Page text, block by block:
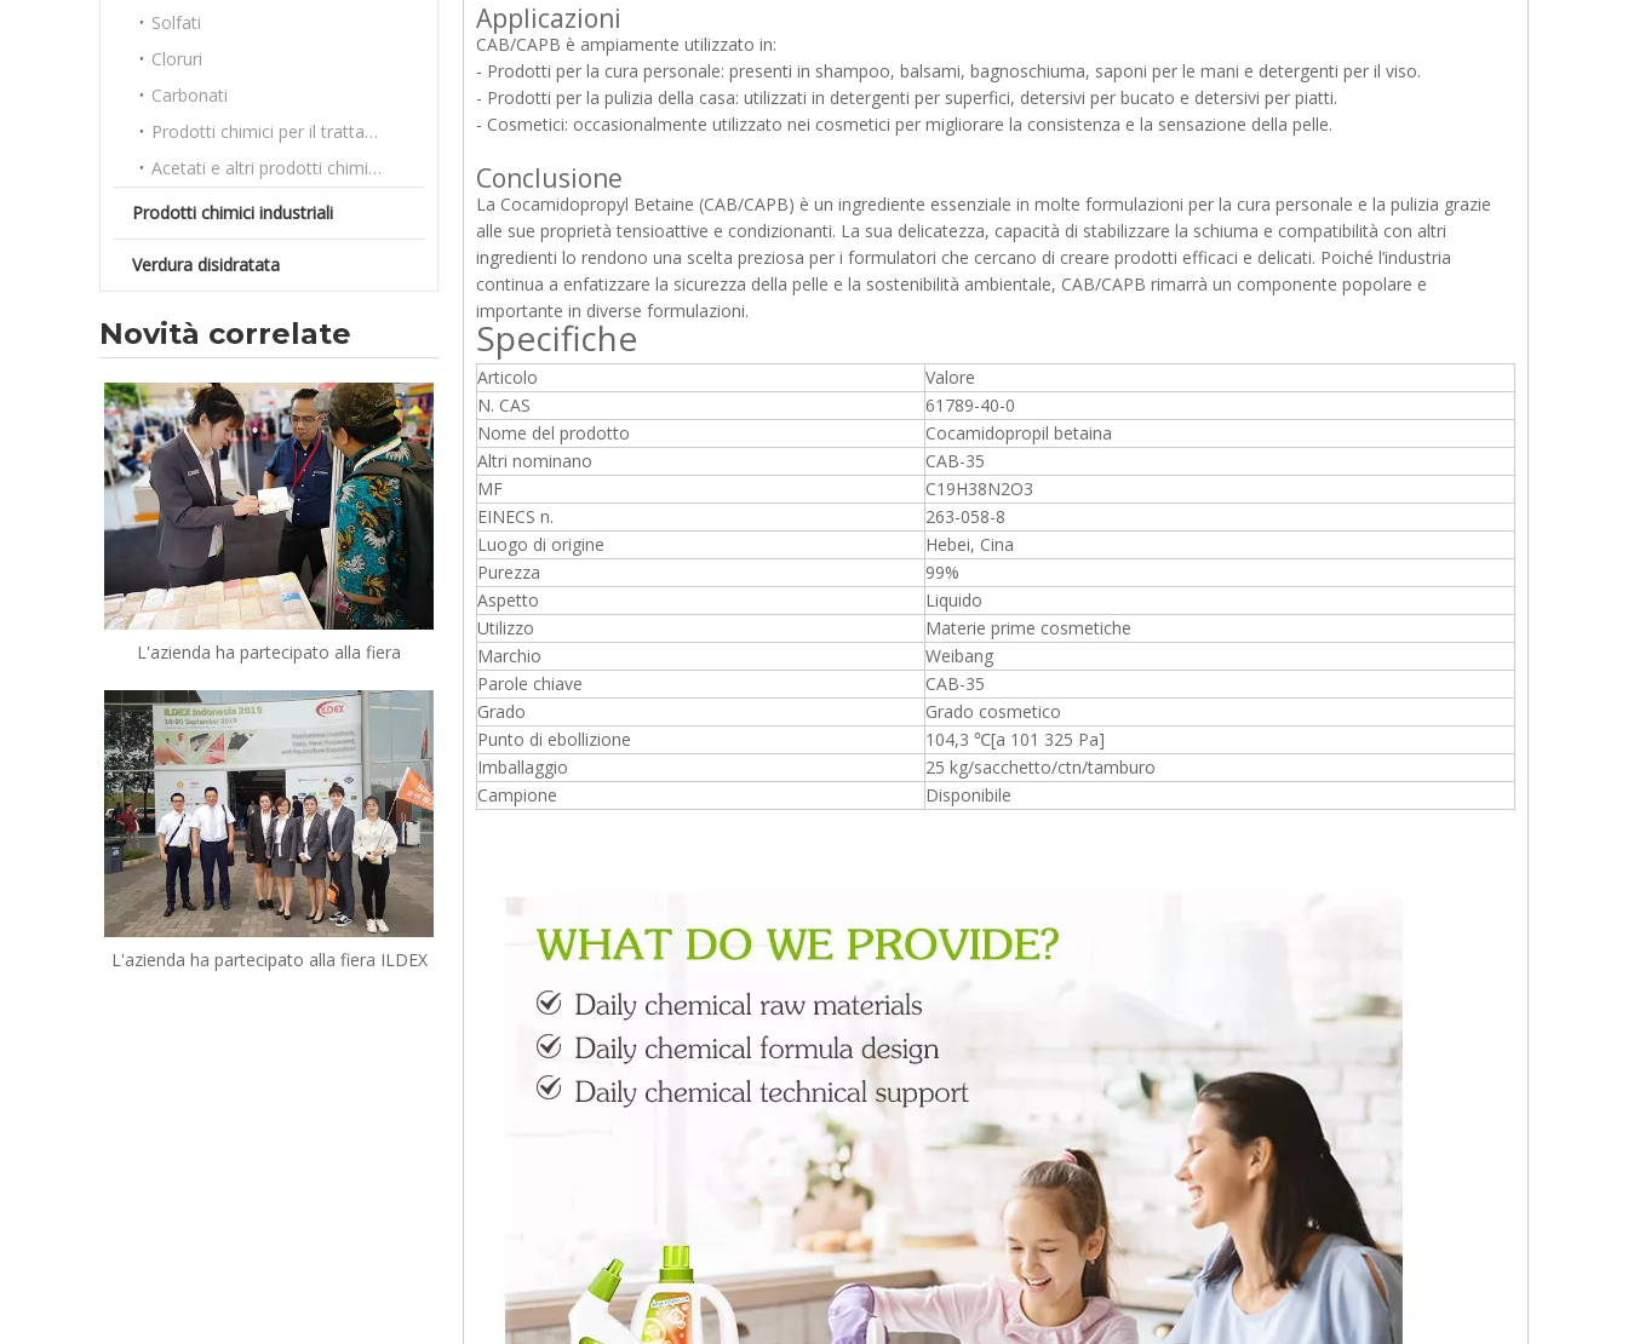
Solfati
Cloruri
Carbonati
Prodotti chimici per il trattamento delle acque
Acetati e altri prodotti chimici sfusi
Prodotti chimici industriali
Verdura disidratata
Novità correlate
L'azienda ha partecipato alla fiera
L'azienda ha partecipato alla fiera ILDEX
Applicazioni
CAB/CAPB è ampiamente utilizzato in:
- Prodotti per la cura personale: presenti in shampoo, balsami, bagnoschiuma, saponi per le mani e detergenti per il viso.
- Prodotti per la pulizia della casa: utilizzati in detergenti per superfici, detersivi per bucato e detersivi per piatti.
- Cosmetici: occasionalmente utilizzato nei cosmetici per migliorare la consistenza e la sensazione della pelle.
Conclusione
La Cocamidopropyl Betaine (CAB/CAPB) è un ingrediente essenziale in molte formulazioni per la cura personale e la pulizia grazie
alle sue proprietà tensioattive e condizionanti. La sua delicatezza, capacità di stabilizzare la schiuma e compatibilità con altri
ingredienti lo rendono una scelta preziosa per i formulatori che cercano di creare prodotti efficaci e delicati. Poiché l’industria
continua a enfatizzare la sicurezza della pelle e la sostenibilità ambientale, CAB/CAPB rimarrà un componente popolare e
importante in diverse formulazioni.
Specifiche
Articolo
Valore
N. CAS
61789-40-0
Nome del prodotto
Cocamidopropil betaina
Altri nominano
CAB-35
MF
C19H38N2O3
EINECS n.
263-058-8
Luogo di origine
Hebei, Cina
Purezza
99%
Aspetto
Liquido
Utilizzo
Materie prime cosmetiche
Marchio
Weibang
Parole chiave
CAB-35
Grado
Grado cosmetico
Punto di ebollizione
104,3 ℃[a 101 325 Pa]
Imballaggio
25 kg/sacchetto/ctn/tamburo
Campione
Disponibile